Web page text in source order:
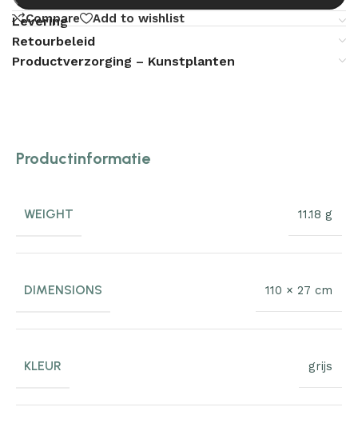
Compare Add to wishlist
Levering
Retourbeleid
Productverzorging – Kunstplanten
Productinformatie
WEIGHT 11.18 g
DIMENSIONS 110 × 27 cm
KLEUR grijs